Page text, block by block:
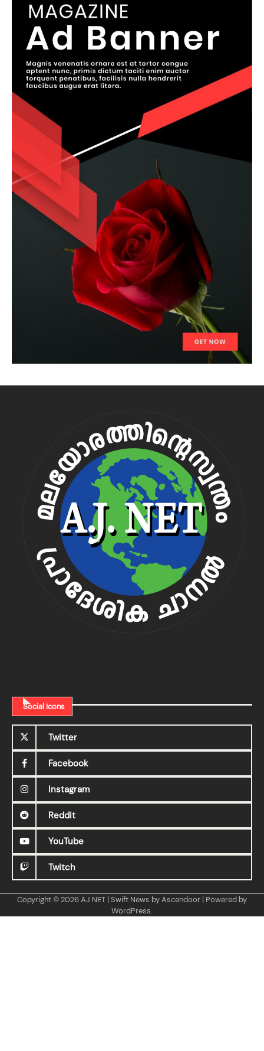
Social Icons
Twitter
Facebook
Instagram
Reddit
YouTube
Twitch
Copyright © 2026AJ NET | Swift News byAscendoor | Powered by
WordPress.